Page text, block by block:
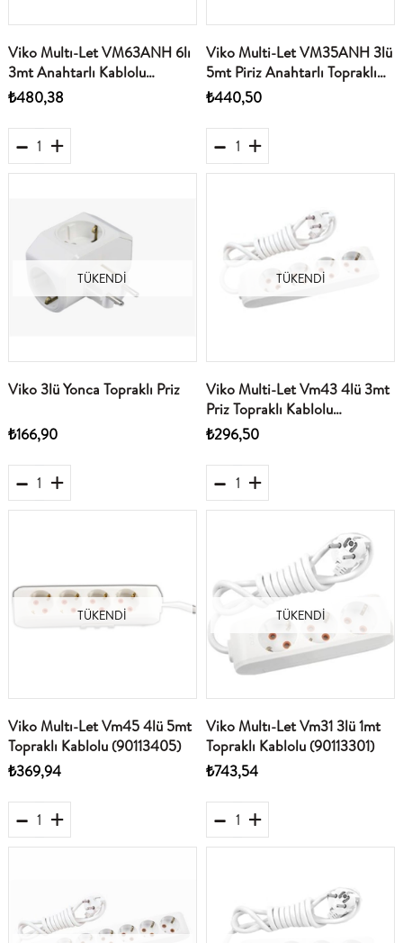
Viko Multı-Let VM63ANH 6lı
3mt Anahtarlı Kablolu
(90117603)
₺480,38
Viko Multi-Let VM35ANH 3lü
5mt Piriz Anahtarlı Topraklı
Kablolu
₺440,50
TÜKENDI
Viko 3lü Yonca Topraklı Priz
₺166,90
TÜKENDI
Viko Multi-Let Vm43 4lü 3mt
Priz Topraklı Kablolu
(90113403)
₺296,50
TÜKENDI
Viko Multı-Let Vm45 4lü 5mt
Topraklı Kablolu (90113405)
₺369,94
TÜKENDI
Viko Multı-Let Vm31 3lü 1mt
Topraklı Kablolu (90113301)
₺743,54